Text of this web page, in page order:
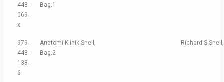
448-
069-
x
Bag.1
979-
448-
138-
6
Anatomi Klinik Snell,
Bag.2
Richard